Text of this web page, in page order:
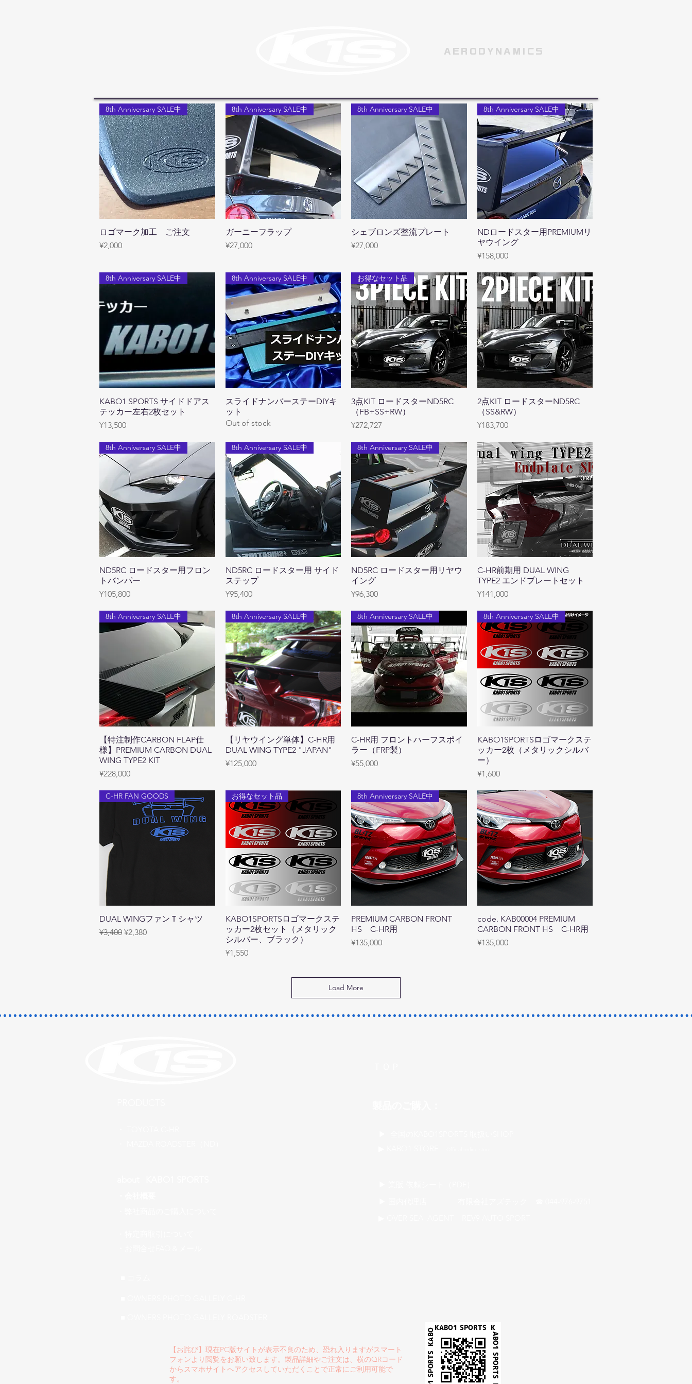
AERODYNAMICS
Quick View
8th Anniversary SALE中
ロゴマーク加工 ご注文
Price
¥2,000
Quick View
8th Anniversary SALE中
ガーニーフラップ
Price
¥27,000
Quick View
8th Anniversary SALE中
シェブロンズ整流プレート
Price
¥27,000
Quick View
8th Anniversary SALE中
NDロードスター用PREMIUMリ
ヤウイング
Price
¥158,000
Quick View
8th Anniversary SALE中
KABO1 SPORTS サイドドアス
テッカー左右2枚セット
Price
¥13,500
Quick View
8th Anniversary SALE中
スライドナンバーステーDIYキ
ット
Out of stock
Quick View
お得なセット品
3点KIT ロードスターND5RC
（FB+SS+RW）
Price
¥272,727
Quick View
2点KIT ロードスターND5RC
（SS&RW）
Price
¥183,700
Quick View
8th Anniversary SALE中
ND5RC ロードスター用フロン
トバンパー
Price
¥105,800
Quick View
8th Anniversary SALE中
ND5RC ロードスター用 サイド
ステップ
Price
¥95,400
Quick View
8th Anniversary SALE中
ND5RC ロードスター用リヤウ
イング
Price
¥96,300
Quick View
C-HR前期用 DUAL WING
TYPE2 エンドプレートセット
Price
¥141,000
Quick View
8th Anniversary SALE中
【特注制作CARBON FLAP仕
様】PREMIUM CARBON DUAL
WING TYPE2 KIT
Price
¥228,000
Quick View
8th Anniversary SALE中
【リヤウイング単体】C-HR用
DUAL WING TYPE2 "JAPAN"
Price
¥125,000
Quick View
8th Anniversary SALE中
C-HR用 フロントハーフスポイ
ラー（FRP製）
Price
¥55,000
Quick View
8th Anniversary SALE中
KABO1SPORTSロゴマークステ
ッカー2枚（メタリックシルバ
ー）
Price
¥1,600
Quick View
C-HR FAN GOODS
DUAL WINGファンＴシャツ
Regular Price
¥3,400 Sale Price
¥2,380
Quick View
お得なセット品
KABO1SPORTSロゴマークステ
ッカー2枚セット（メタリック
シルバー、ブラック）
Price
¥1,550
Quick View
8th Anniversary SALE中
PREMIUM CARBON FRONT
HS C-HR用
Price
¥135,000
Quick View
code. KAB00004 PREMIUM
CARBON FRONT HS C-HR用
Price
¥135,000
Load More
【お詫び】現在PC版サイトが表示不良のため、恐れ入りますがスマート
フォンより閲覧をお願い致します。製品詳細やご注文は、横のQRコード
からスマホサイトへアクセスしていただくことで正常にご利用可能で
す。